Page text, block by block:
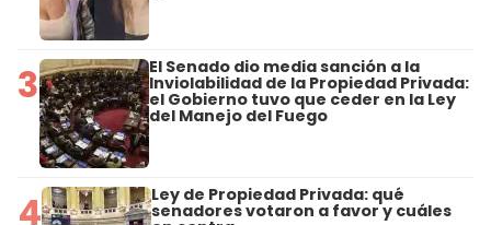
3 El Senado dio media sanción a la
Inviolabilidad de la Propiedad Privada:
el Gobierno tuvo que ceder en la Ley
del Manejo del Fuego
4 Ley de Propiedad Privada: qué
senadores votaron a favor y cuáles